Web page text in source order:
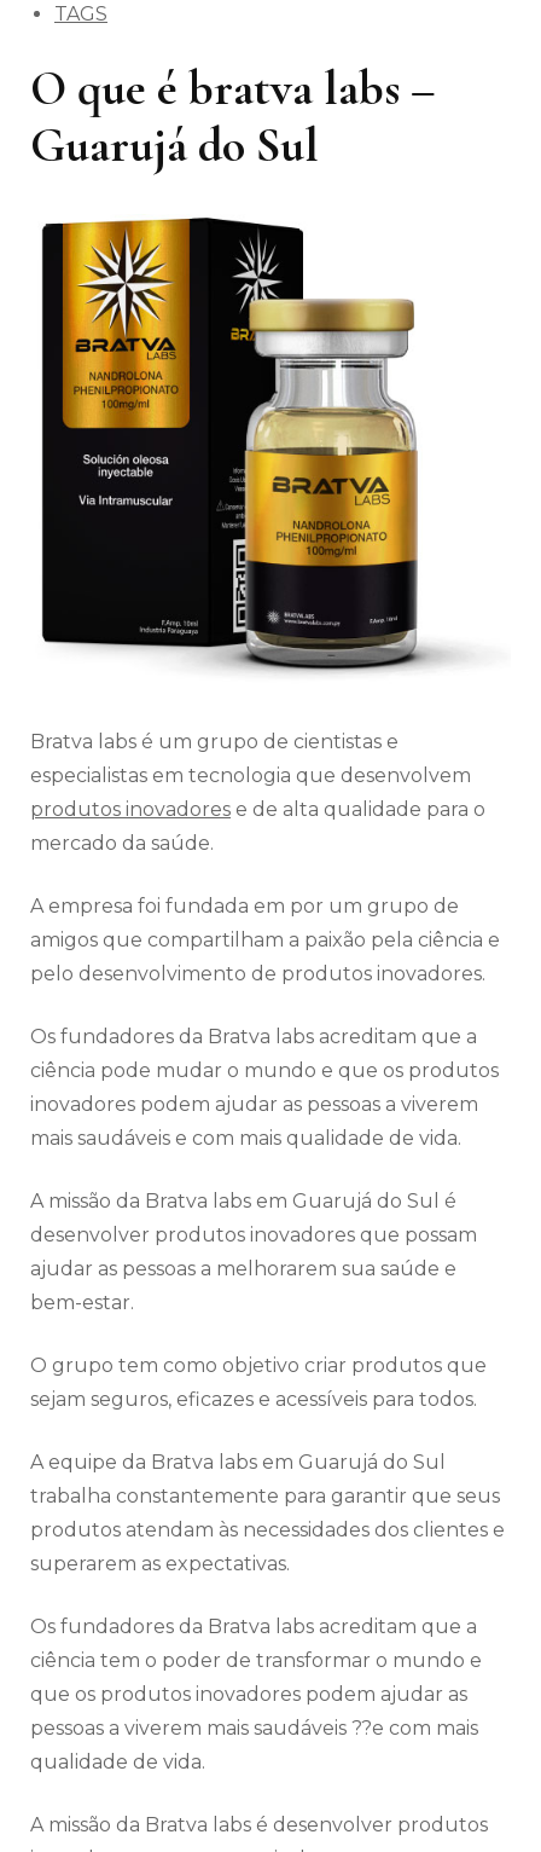
TAGS
O que é bratva labs –
Guarujá do Sul
Bratva labs é um grupo de cientistas e
especialistas em tecnologia que desenvolvem
produtos inovadores e de alta qualidade para o
mercado da saúde.
A empresa foi fundada em por um grupo de
amigos que compartilham a paixão pela ciência e
pelo desenvolvimento de produtos inovadores.
Os fundadores da Bratva labs acreditam que a
ciência pode mudar o mundo e que os produtos
inovadores podem ajudar as pessoas a viverem
mais saudáveis e com mais qualidade de vida.
A missão da Bratva labs em Guarujá do Sul é
desenvolver produtos inovadores que possam
ajudar as pessoas a melhorarem sua saúde e
bem-estar.
O grupo tem como objetivo criar produtos que
sejam seguros, eficazes e acessíveis para todos.
A equipe da Bratva labs em Guarujá do Sul
trabalha constantemente para garantir que seus
produtos atendam às necessidades dos clientes e
superarem as expectativas.
Os fundadores da Bratva labs acreditam que a
ciência tem o poder de transformar o mundo e
que os produtos inovadores podem ajudar as
pessoas a viverem mais saudáveis ??e com mais
qualidade de vida.
A missão da Bratva labs é desenvolver produtos